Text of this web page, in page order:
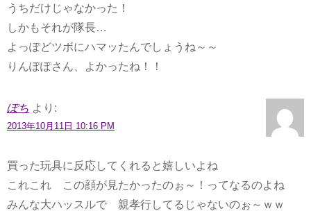
うちだけじゃなかった！
しかもそれが隊長…
よっぽどツボにハマッたんでしょうね～～
りんぽぽさん、よかったね！！
ぽち より:
2013年10月11日 10:16 PM
買った玩具に反応してくれると嬉しいよね
これこれ この顔が見たかったのぉ～！ってなるのよね
みんな大ハッスルで 親孝行してるじゃないのぉ～ｗｗ